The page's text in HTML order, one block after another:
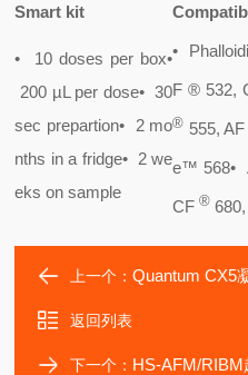
Smart kit
• 10 doses per box•
200 µL per dose•30
sec prepartion• 2 mo
nths in a fridge• 2 we
eks on sample
•
F ® 532,
® 555,
e™ 568•
CF®
上一个：Quantum CX5
返回列表
下一个： HS-AFM/